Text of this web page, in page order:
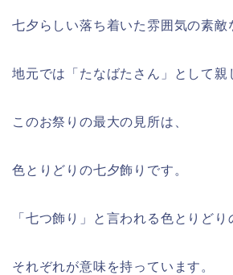
七夕らしい落ち着いた雰囲気の素敵
地元では「たなばたさん」として親
このお祭りの最大の見所は、
色とりどりの七夕飾りです。
「七つ飾り」と言われる色とりどり
それぞれが意味を持っています。